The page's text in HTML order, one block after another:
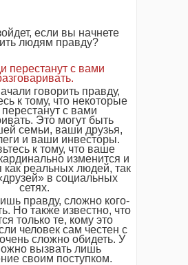
если вы начнете
людям правду?
перестанут с вами
говорить правду,
к тому, что некоторые
с вами
Это могут быть
семьи, ваши друзья,
и ваши инвесторы.
к тому, что ваше
изменится и
как реальных людей, так
в социальных
сетях.
правду, сложно кого-
Но также известно, что
только те, кому это
человек сам честен с
сложно обидеть. У
вызвать лишь
своим поступком.